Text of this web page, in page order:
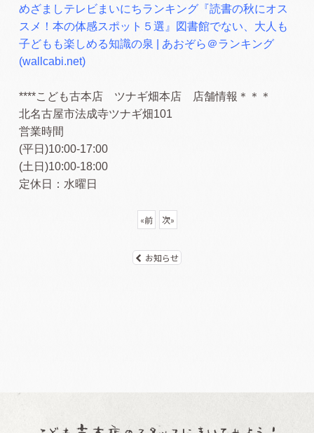
めざましテレビまいにちランキング『読書の秋にオス
スメ！本の体感スポット５選』図書館でない、大人も
子どもも楽しめる知識の泉 | あおぞら＠ランキング
(wallcabi.net)
****こども古本店 ツナギ畑本店 店舗情報＊＊＊
北名古屋市法成寺ツナギ畑101
営業時間
(平日)10:00-17:00
(土日)10:00-18:00
定休日：水曜日
«前 次»
お知らせ